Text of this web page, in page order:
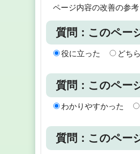
ページ内容の改善の参
質問：このペー
役に立った どち
質問：このペー
わかりやすかった
質問：このペー